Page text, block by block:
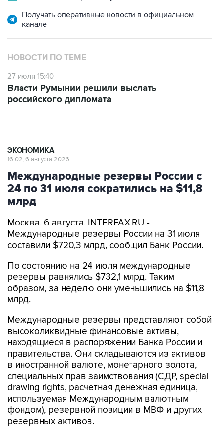
Получать оперативные новости в официальном
канале
НОВОСТИ ПО ТЕМЕ
27 июля 15:40
Власти Румынии решили выслать
российского дипломата
ЭКОНОМИКА
16:02, 6 августа 2026
Международные резервы России с
24 по 31 июля сократились на $11,8
млрд
Москва. 6 августа. INTERFAX.RU -
Международные резервы России на 31 июля
составили $720,3 млрд, сообщил Банк России.
По состоянию на 24 июля международные
резервы равнялись $732,1 млрд. Таким
образом, за неделю они уменьшились на $11,8
млрд.
Международные резервы представляют собой
высоколиквидные финансовые активы,
находящиеся в распоряжении Банка России и
правительства. Они складываются из активов
в иностранной валюте, монетарного золота,
специальных прав заимствования (СДР, special
drawing rights, расчетная денежная единица,
используемая Международным валютным
фондом), резервной позиции в МВФ и других
резервных активов.